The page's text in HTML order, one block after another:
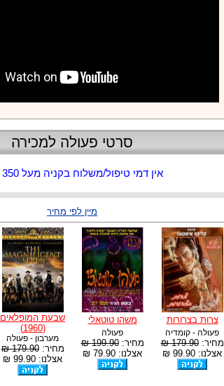
סרטי פעולה למכירה
אין דמי טיפול/משלוח בקניה מעל 350 ש"ח
מיין לפי מחיר
צרות בצרורות
פעולה - קומדיה
מחיר:179.90 ₪
אצלנו: 99.90 ₪
משהו טוטאלי
פעולה
מחיר:199.90 ₪
אצלנו: 79.90 ₪
שבעת המופלאים
(1960)
מערבון - פעולה
מחיר:179.90 ₪
אצלנו: 99.90 ₪